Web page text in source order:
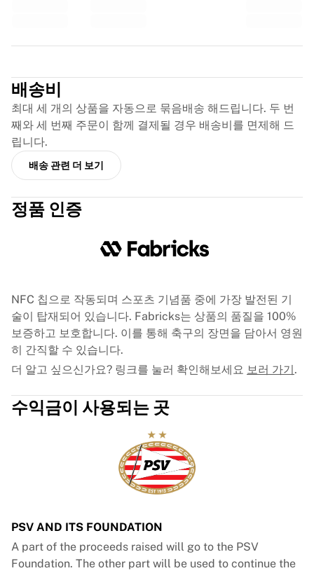
글로리 킥복싱
이용 방법
셔츠 액자 제작
셔츠 정품 인증
내 컬렉션
배송비
최대 세 개의 상품을 자동으로 묶음배송 해드립니다. 두 번
째와 세 번째 주문이 함께 결제될 경우 배송비를 면제해 드
립니다.
배송 관련 더 보기
정품 인증
NFC 칩으로 작동되며 스포츠 기념품 중에 가장 발전된 기
술이 탑재되어 있습니다. Fabricks는 상품의 품질을 100%
보증하고 보호합니다. 이를 통해 축구의 장면을 담아서 영원
히 간직할 수 있습니다.
더 알고 싶으신가요? 링크를 눌러 확인해보세요 보러 가기.
수익금이 사용되는 곳
PSV AND ITS FOUNDATION
A part of the proceeds raised will go to the PSV
Foundation. The other part will be used to continue the